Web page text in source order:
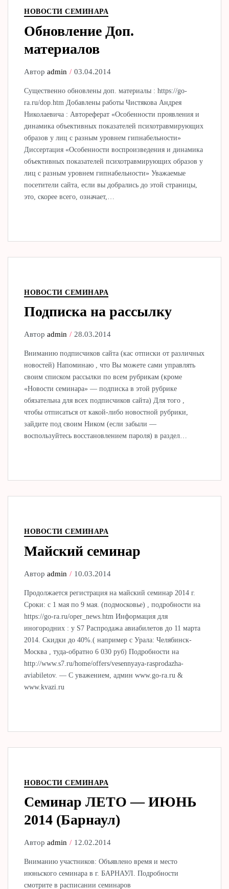
НОВОСТИ СЕМИНАРА
Обновление Доп.
материалов
Авторadmin 03.04.2014
Существенно обновлены доп. материалы : https://go-
ra.ru/dop.htm Добавлены работы Чистякова Андрея
Николаевича : Автореферат «Особенности проявления и
динамика объективных показателей психотравмирующих
образов у лиц с разным уровнем гипнабельности»
Диссертация «Особенности воспроизведения и динамика
объективных показателей психотравмирующих образов у
лиц с разным уровнем гипнабельности» Уважаемые
посетители сайта, если вы добрались до этой страницы,
это, скорее всего, означает,…
НОВОСТИ СЕМИНАРА
Подписка на рассылку
Авторadmin 28.03.2014
Вниманию подписчиков сайта (кас отписки от различных
новостей) Напоминаю , что Вы можете сами управлять
своим списком рассылки по всем рубрикам (кроме
«Новости семинара» — подписка в этой рубрике
обязательна для всех подписчиков сайта) Для того ,
чтобы отписаться от какой-либо новостной рубрики,
зайдите под своим Ником (если забыли —
воспользуйтесь восстановлением пароля) в раздел…
НОВОСТИ СЕМИНАРА
Майский семинар
Авторadmin 10.03.2014
Продолжается регистрация на майский семинар 2014 г.
Сроки: с 1 мая по 9 мая. (подмосковье) , подробности на
https://go-ra.ru/oper_news.htm Информация для
иногородних : у S7 Распродажа авиабилетов до 11 марта
2014. Скидки до 40%.( например с Урала: Челябинск-
Москва , туда-обратно 6 030 руб) Подробности на
http://www.s7.ru/home/offers/vesennyaya-rasprodazha-
aviabiletov. — С уважением, админ www.go-ra.ru &
www.kvazi.ru
НОВОСТИ СЕМИНАРА
Семинар ЛЕТО — ИЮНЬ
2014 (Барнаул)
Авторadmin 12.02.2014
Вниманию участников: Объявлено время и место
июньского семинара в г. БАРНАУЛ. Подробности
смотрите в расписании семинаров